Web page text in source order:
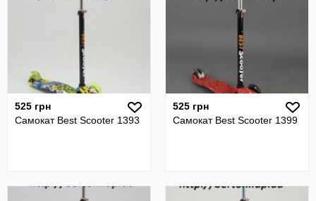
525 грн
Самокат Best Scooter 1393
525 грн
Самокат Best Scooter 1399